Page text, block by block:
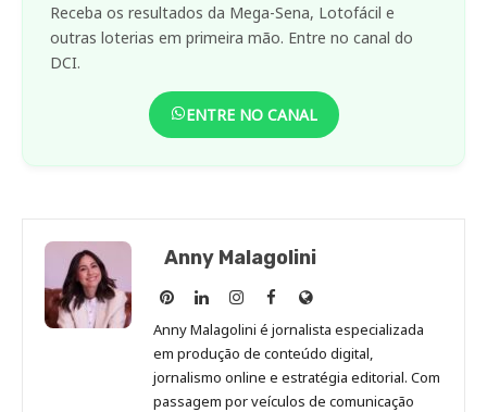
Receba os resultados da Mega-Sena, Lotofácil e
outras loterias em primeira mão. Entre no canal do
DCI.
ENTRE NO CANAL
Anny Malagolini
Anny
Malagolini
no
Pinterest
Anny
Malagolini
no
LinkedIn
Anny
Malagolini
no
Instagram
Anny
Malagolini
no
Facebook
Site
de
Anny
Malagolini
Anny Malagolini é jornalista especializada
em produção de conteúdo digital,
jornalismo online e estratégia editorial. Com
passagem por veículos de comunicação